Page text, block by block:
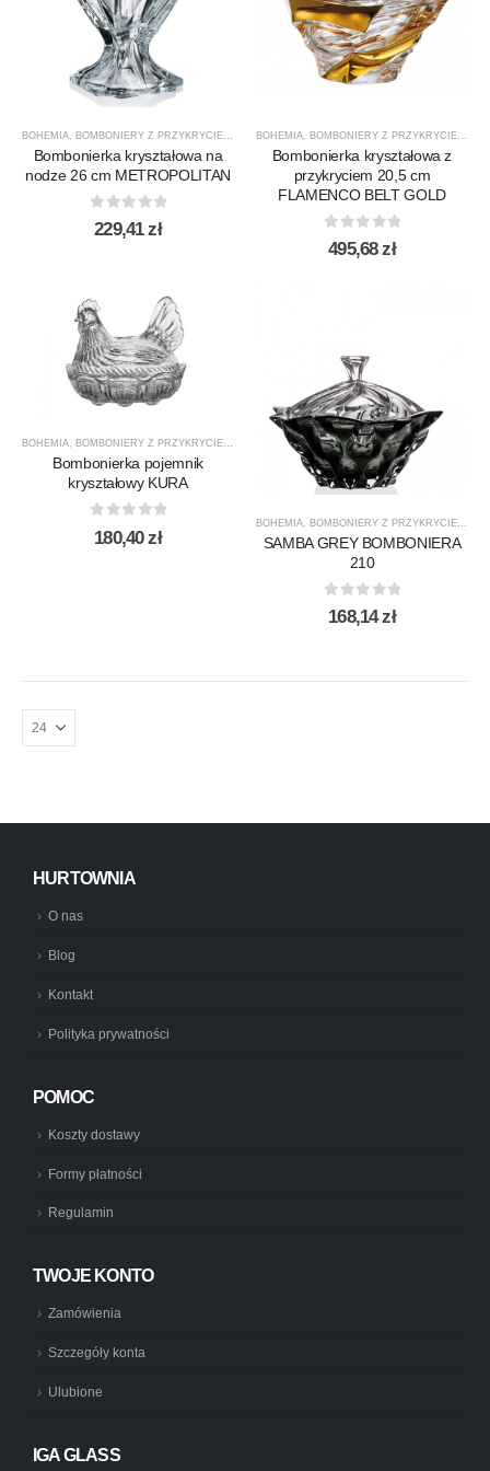
BOHEMIA BOMBONIERY Z PRZYKRYCIEM METROPOLITAN B. ,PRODUCENCI,PRODUKTY
Bombonierka kryształowa na
nodze 26 cm METROPOLITAN
0out of 5
229,41zł
BOHEMIA BOMBONIERY Z PRZYKRYCIEM
Bombonierka kryształowa z
przykryciem 20,5 cm
FLAMENCO BELT GOLD
out of 5
495,68zł
BOHEMIA, BOMBONIERY Z PRZYKRYCIEM ,PREZENTY,PRODUCENCI,
Bombonierka pojemnik
kryształowy KURA
out of 5
180,40zł
BOHEMIA BOMBONIERY Z PRZYKRYCIEM
SAMBA GREY BOMBONIERA
210
0out of 5
168,14zł
HURTOWNIA
O nas
Blog
Kontakt
Polityka prywatności
POMOC
Koszty dostawy
Formy płatności
Regulamin
TWOJE KONTO
Zamówienia
Szczegóły konta
Ulubione
IGA GLASS